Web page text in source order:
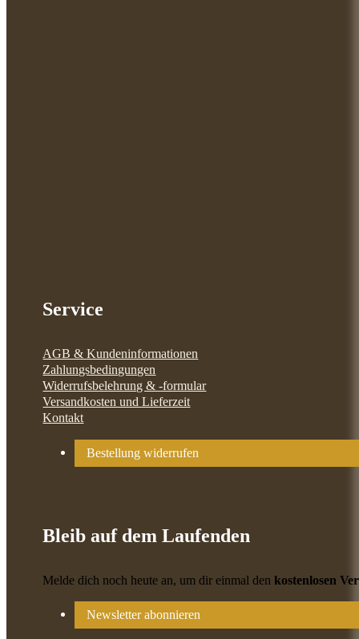
Service
AGB & Kundeninformationen
Zahlungsbedingungen
Widerrufsbelehrung & -formular
Versandkosten und Lieferzeit
Kontakt
Bestellung widerrufen
Bleib auf dem Laufenden
Melde dich noch heute an, um dir einmal denkostenlosen
Newsletter abonnieren